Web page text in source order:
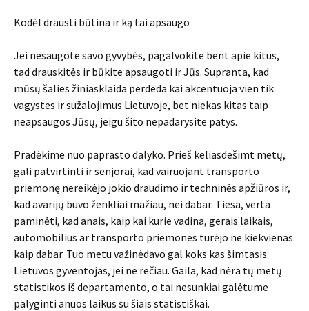
Kodėl drausti būtina ir ką tai apsaugo
Jei nesaugote savo gyvybės, pagalvokite bent apie kitus,
tad drauskitės ir būkite apsaugoti ir Jūs. Supranta, kad
mūsų šalies žiniasklaida perdeda kai akcentuoja vien tik
vagystes ir sužalojimus Lietuvoje, bet niekas kitas taip
neapsaugos Jūsų, jeigu šito nepadarysite patys.
Pradėkime nuo paprasto dalyko. Prieš keliasdešimt metų,
gali patvirtinti ir senjorai, kad vairuojant transporto
priemonę nereikėjo jokio draudimo ir techninės apžiūros ir,
kad avarijų buvo ženkliai mažiau, nei dabar. Tiesa, verta
paminėti, kad anais, kaip kai kurie vadina, gerais laikais,
automobilius ar transporto priemones turėjo ne kiekvienas
kaip dabar. Tuo metu važinėdavo gal koks kas šimtasis
Lietuvos gyventojas, jei ne rečiau. Gaila, kad nėra tų metų
statistikos iš departamento, o tai nesunkiai galėtume
palyginti anuos laikus su šiais statistiškai.